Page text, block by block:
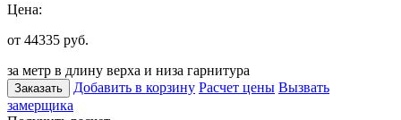
Цена:
от 44335 руб.
за метр в длину верха и низа гарнитура
Заказать Добавить в корзину Расчет цены Вызвать
замерщика